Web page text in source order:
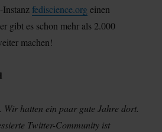
fediscience.org einen
gibt es schon mehr als 2.000
machen!
Wir hatten ein paar gute Jahre dort.
Twitter-Community ist